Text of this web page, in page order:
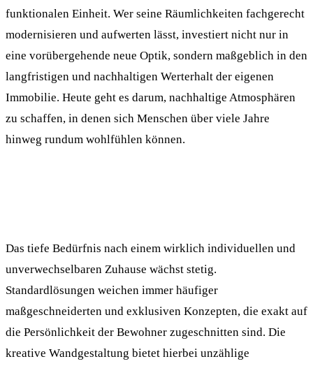
funktionalen Einheit. Wer seine Räumlichkeiten fachgerecht
modernisieren und aufwerten lässt, investiert nicht nur in
eine vorübergehende neue Optik, sondern maßgeblich in den
langfristigen und nachhaltigen Werterhalt der eigenen
Immobilie. Heute geht es darum, nachhaltige Atmosphären
zu schaffen, in denen sich Menschen über viele Jahre
hinweg rundum wohlfühlen können.
Das tiefe Bedürfnis nach einem wirklich individuellen und
unverwechselbaren Zuhause wächst stetig.
Standardlösungen weichen immer häufiger
maßgeschneiderten und exklusiven Konzepten, die exakt auf
die Persönlichkeit der Bewohner zugeschnitten sind. Die
kreative Wandgestaltung bietet hierbei unzählige